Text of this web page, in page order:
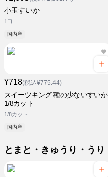
小玉すいか
1コ
国内産
¥718(税込¥775.44)
スイーツキング 種の少ないすいか
1/8カット
1/8カット
国内産
とまと・きゅうり・うり